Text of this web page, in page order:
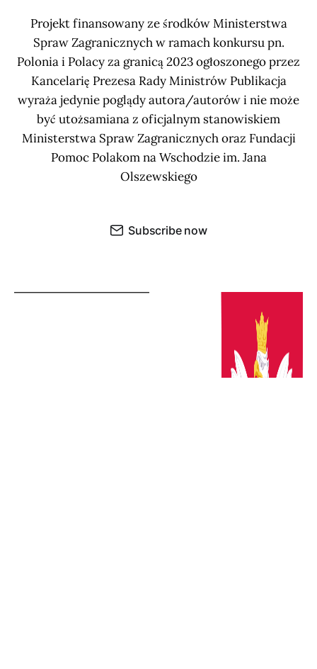
Projekt finansowany ze środków Ministerstwa
Spraw Zagranicznych w ramach konkursu pn.
Polonia i Polacy za granicą 2023 ogłoszonego przez
Kancelarię Prezesa Rady Ministrów Publikacja
wyraża jedynie poglądy autora/autorów i nie może
być utożsamiana z oficjalnym stanowiskiem
Ministerstwa Spraw Zagranicznych oraz Fundacji
Pomoc Polakom na Wschodzie im. Jana
Olszewskiego
Subscribe now